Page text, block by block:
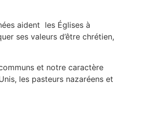
aident les Églises à
ses valeurs d’être chrétien,
et notre caractère
les pasteurs nazaréens et